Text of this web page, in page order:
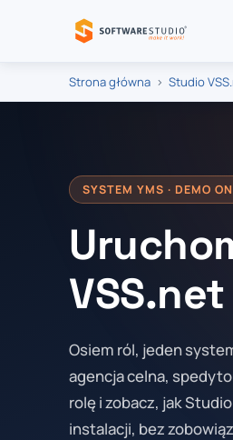
Strona główna Studio
SYSTEM YMS · DEMO
Osiem ról, jeden
agencja celna,
rolę i zobacz, jak
instalacji, bez